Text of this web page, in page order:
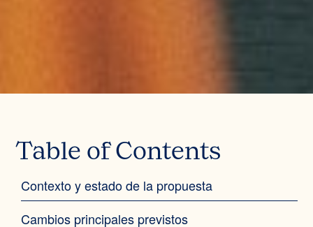
Table of Contents
Contexto y estado de la propuesta
Cambios principales previstos